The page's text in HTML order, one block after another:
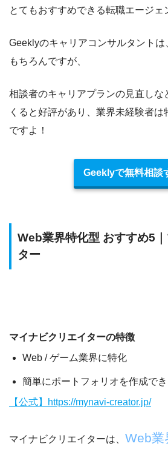
とてもおすすめできる転職エージェ
Geeklyのキャリアコンサルタント
もちろんですが、
相談者のキャリアプランの見直しな
くると好評があり、業界未経験者は
ですよ！
Geeklyで無料相談
Web業界特化型 おすすめ5
ター
マイナビクリエイターの特徴
Web / ゲーム業界に特化
簡単にポートフォリオを作成でき
【公式】https://mynavi-creator.jp/
マイナビクリエイターは、 Web業